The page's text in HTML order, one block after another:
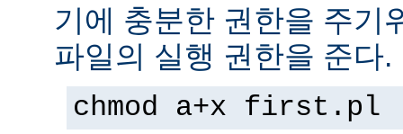
기에 충분한 권한을 주기
파일의 실행 권한을 준다.
chmod a+x first.pl